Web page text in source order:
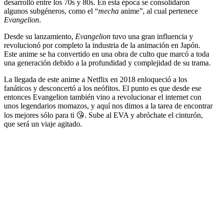
desarrolló entre los 70s y 80s. En esta época se consolidaron
algunos subgéneros, como el “mecha anime”, al cual pertenece
Evangelion.
Desde su lanzamiento, Evangelion tuvo una gran influencia y
revolucionó por completo la industria de la animación en Japón.
Este anime se ha convertido en una obra de culto que marcó a toda
una generación debido a la profundidad y complejidad de su trama.
La llegada de este anime a Netflix en 2018 enloqueció a los
fanáticos y desconcertó a los neófitos. El punto es que desde ese
entonces Evangelion también vino a revolucionar el internet con
unos legendarios momazos, y aquí nos dimos a la tarea de encontrar
los mejores sólo para ti 😘. Sube al EVA y abróchate el cinturón,
que será un viaje agitado.